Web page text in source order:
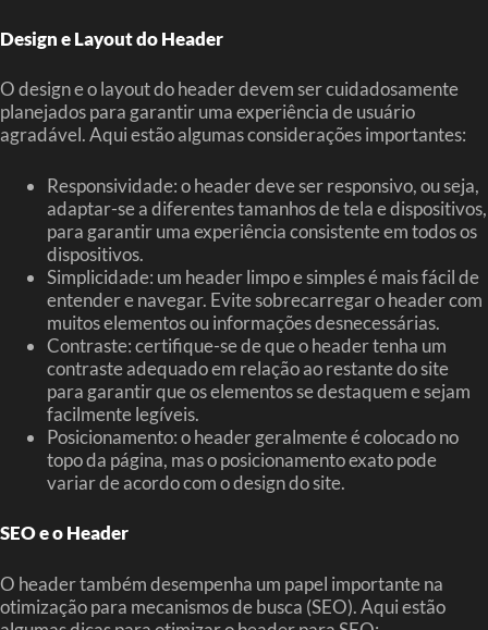
Design e Layout do Header
O design e o layout do header devem ser cuidadosamente
planejados para garantir uma experiência de usuário
agradável. Aqui estão algumas considerações importantes:
Responsividade: o header deve ser responsivo, ou seja,
adaptar-se a diferentes tamanhos de tela e dispositivos,
para garantir uma experiência consistente em todos os
dispositivos.
Simplicidade: um header limpo e simples é mais fácil de
entender e navegar. Evite sobrecarregar o header com
muitos elementos ou informações desnecessárias.
Contraste: certifique-se de que o header tenha um
contraste adequado em relação ao restante do site
para garantir que os elementos se destaquem e sejam
facilmente legíveis.
Posicionamento: o header geralmente é colocado no
topo da página, mas o posicionamento exato pode
variar de acordo com o design do site.
SEO e o Header
O header também desempenha um papel importante na
otimização para mecanismos de busca (SEO). Aqui estão